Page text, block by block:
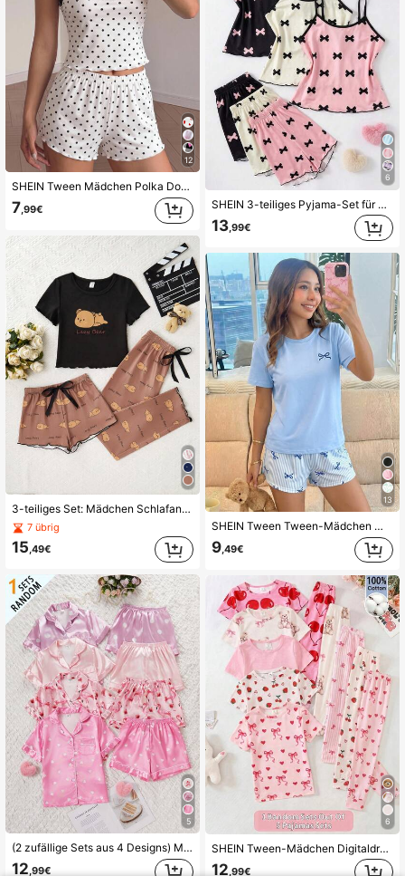
12
SHEIN Tween Mädchen Polka Dot Strick Spitzenbesatz Cami Top und Shorts Lässig Loungewear Set
7,99€
3-teiliges Set: Mädchen Schlafanzug mit braunem Bären Muster, bestehend aus Lange Hose, Shorts und Kurzarm-Oberteil
7 übrig
15,49€
5
(2 zufällige Sets aus 4 Designs) Mädchen Mode süßes Schaf-Muster Satin-Stoff Kurzarm locker lässig Loungewear Shorts Set
12,99€
6
SHEIN 3-teiliges Pyjama-Set für Tween-Mädchen, süßes rosa und schwarzes Schleifen-Muster, Camisole & Shorts, Sommer-Schlaf- und Hauskleidung, atmungsaktive glatte Nachtwäsche mit Rüschensaum
13 ,99€
13
SHEIN Tween Tween-Mädchen Mädchen Sommer Neu Blau Lässig Locker Schleifen Muster Loungewear
9,49€
6
SHEIN Tween-Mädchen Digitaldruck Fruchtmuster Cartoon süß bequem Loungewear
12,99€